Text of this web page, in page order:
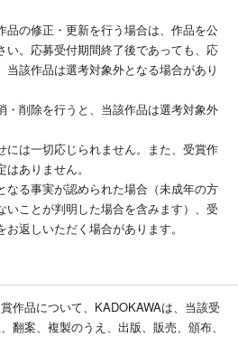
品の修正・更新を行う場合は、作品を公
い。応募受付期間終了後であっても、応
当該作品は選考対象外となる場合があり
・削除を行うと、当該作品は選考対象外
には一切応じられません。また、受賞作
ありません。
なる事実が認められた場合（未成年の方
いことが判明した場合を含みます）、受
返しいただく場合があります。
作品について、KADOKAWAは、当該受
翻案、複製のうえ、出版、販売、頒布、